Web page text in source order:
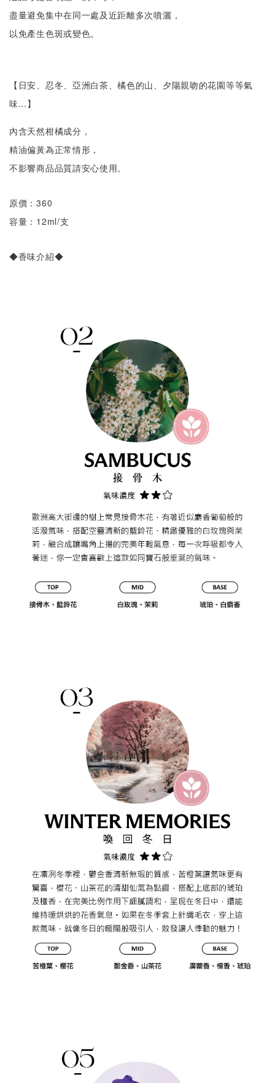
盡量避免集中在同一處及近距離多次噴灑，
以免產生色斑或變色。
【日安、忍冬、亞洲白茶、橘色的山、夕陽親吻的花園等等氣
味...】
內含天然柑橘成分，
精油偏黃為正常情形，
不影響商品品質請安心使用。
原價：360
容量：12ml/支
◆香味介紹◆